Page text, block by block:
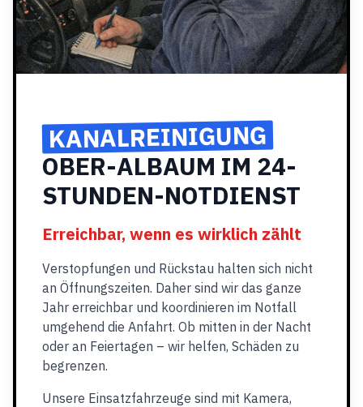
KANALREINIGUNG
OBER-ALBAUM IM 24-
STUNDEN-NOTDIENST
Erreichbar, wenn es wirklich zählt
Verstopfungen und Rückstau halten sich nicht
an Öffnungszeiten. Daher sind wir das ganze
Jahr erreichbar und koordinieren im Notfall
umgehend die Anfahrt. Ob mitten in der Nacht
oder an Feiertagen – wir helfen, Schäden zu
begrenzen.
Unsere Einsatzfahrzeuge sind mit Kamera,